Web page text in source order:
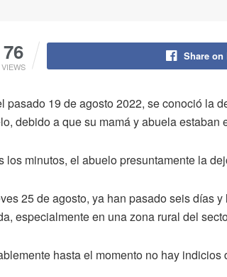
76
VIEWS
Share on
pasado 19 de agosto 2022, se conoció la
debido a que su mamá y abuela
los minutos, el abuelo presuntamente la
25 de agosto, ya han pasado seis días
especialmente en una zona rural del
hasta el momento no hay indicios